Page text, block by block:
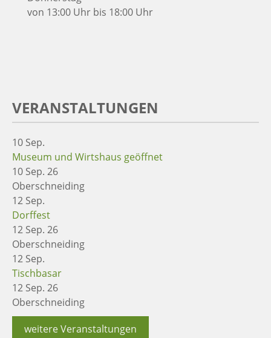
von 13:00 Uhr bis 18:00 Uhr
VERANSTALTUNGEN
10 Sep.
Museum und Wirtshaus geöffnet
10 Sep. 26
Oberschneiding
12 Sep.
Dorffest
12 Sep. 26
Oberschneiding
12 Sep.
Tischbasar
12 Sep. 26
Oberschneiding
weitere Veranstaltungen